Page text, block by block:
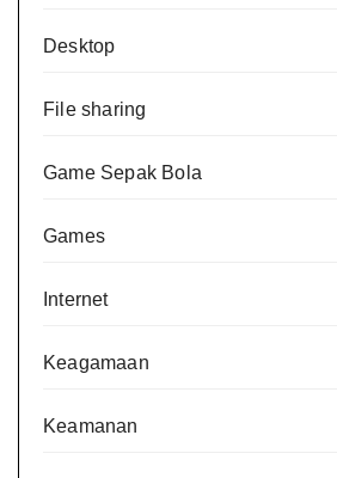
Desktop
File sharing
Game Sepak Bola
Games
Internet
Keagamaan
Keamanan